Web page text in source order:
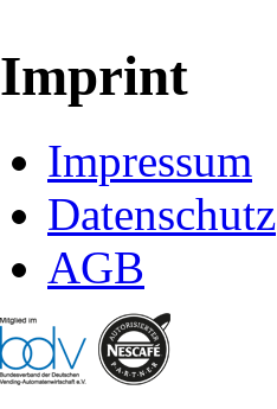
Imprint
Impressum
Datenschutz
AGB